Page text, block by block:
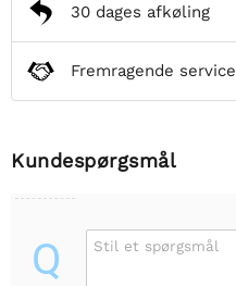
30 dages afkøling
Fremragende service
Kundespørgsmål
Q Stil et spørgsmål